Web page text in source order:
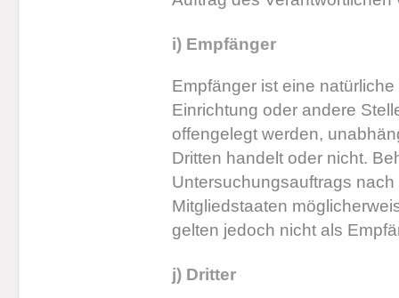
i) Empfänger
Empfänger ist eine
Einrichtung oder andere
offengelegt werden,
Dritten handelt oder nicht.
Untersuchungsauftrags
Mitgliedstaaten
gelten jedoch nicht als
j) Dritter